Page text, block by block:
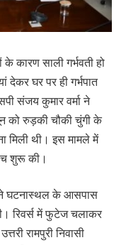
कारण साली गर्भवती हो
देकर घर पर ही गर्भपात
संजय कुमार वर्मा ने
को रुड़की चौकी चुंगी के
मिली थी। इस मामले में
शुरू की।
ने घटनास्थल के आसपास
रिवर्स में फुटेज चलाकर
रामपुरी निवासी